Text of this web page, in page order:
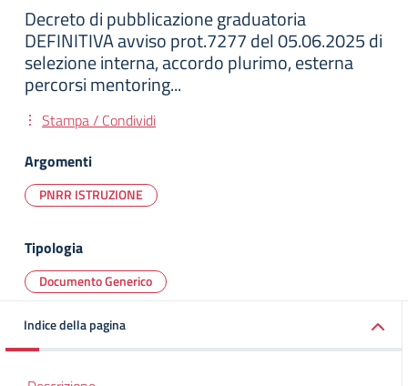
Decreto di pubblicazione graduatoria
DEFINITIVA avviso prot.7277 del 05.06.2025 di
selezione interna, accordo plurimo, esterna
percorsi mentoring...
Stampa / Condividi
Argomenti
PNRR ISTRUZIONE
Tipologia
Documento Generico
Indice della pagina